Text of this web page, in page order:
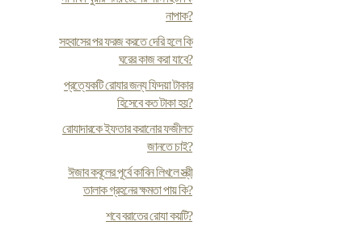
নাপাক?
সহবাসের পর ফরজ করতে দেরি হলে কি
ঘরের কাজ করা যাবে?
প্রত্যেকটি রোযার জন্য ফিদয়া টাকার
হিসেবে কত টাকা হয়?
রোযাদারকে ইফতার করানোর ফজীলত
জানতে চাই?
ঈজাব কবূলের পূর্বে কাবিন লিখলে স্ত্রী
তালাক গ্রহনের ক্ষমতা পায় কি?
শবে বরাতের রোযা কয়টি?